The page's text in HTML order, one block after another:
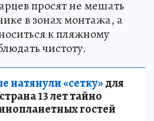
просят не мешать
в зонах монтажа, а
к пляжному
чистоту.
натянули «сетку»для
13 лет тайно
гостей